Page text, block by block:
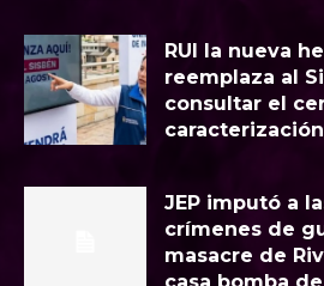
RUI la nueva
reemplaza al
consultar el
caracterización
JEP imputó a
crímenes de
masacre de